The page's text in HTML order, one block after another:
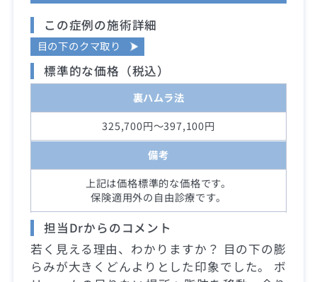
この症例の施術詳細
目の下のクマ取り
標準的な価格（税込）
裏ハムラ法
325,700円～397,100円
備考
上記は価格標準的な価格です。
保険適用外の自由診療です。
担当Drからのコメント
若く見える理由、わかりますか？ 目の下の膨
らみが大きくどんよりとした印象でした。 ボ